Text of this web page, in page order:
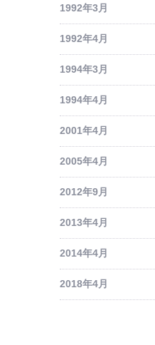
1992年3月
1992年4月
1994年3月
1994年4月
2001年4月
2005年4月
2012年9月
2013年4月
2014年4月
2018年4月